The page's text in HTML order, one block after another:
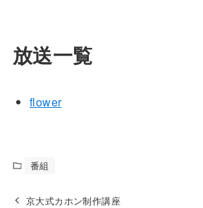
放送一覧
flower
番組
京大式カホン制作講座